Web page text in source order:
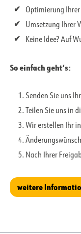
Optimierung
Umsetzung Ihrer
Keine Idee? Auf
So einfach geht’s:
Senden Sie uns
Teilen Sie uns in
Wir erstellen Ihr
Nach Ihrer
weitere